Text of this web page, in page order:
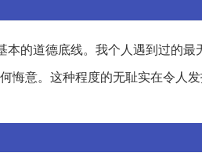
的道德底线。我个人遇到过的最
悔意。这种程度的无耻实在令人